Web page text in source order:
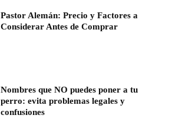
Pastor Alemán: Precio y Factores a
Considerar Antes de Comprar
Nombres que NO puedes poner a tu
perro: evita problemas legales y
confusiones